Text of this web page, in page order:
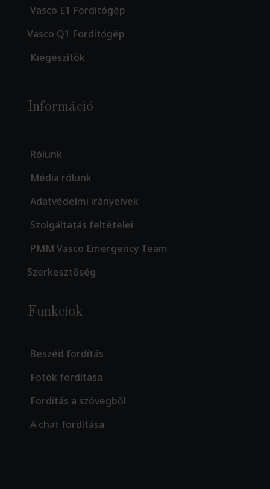
Vasco E1 Fordítógép
Vasco Q1 Fordítógép
Kiegészítők
Információ
Rólunk
Média rólunk
Adatvédelmi irányelvek
Szolgáltatás feltételei
PMM Vasco Emergency Team
Szerkesztőség
Funkciok
Beszéd fordítás
Fotók fordítása
Fordítás a szövegből
A chat fordítása